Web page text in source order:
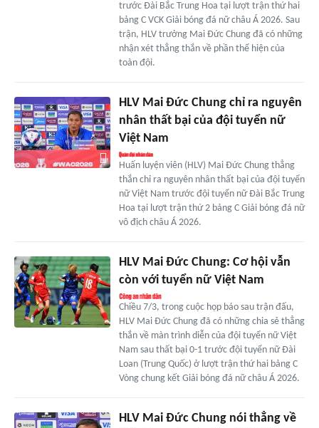
trước Đài Bắc Trung Hoa tại lượt trận thứ hai
bảng C VCK Giải bóng đá nữ châu Á 2026. Sau
trận, HLV trưởng Mai Đức Chung đã có những
nhận xét thẳng thắn về phần thể hiện của
toàn đội.
HLV Mai Đức Chung chỉ ra nguyên
nhân thất bại của đội tuyển nữ
Việt Nam
Huấn luyện viên (HLV) Mai Đức Chung thẳng
thắn chỉ ra nguyên nhân thất bại của đội tuyển
nữ Việt Nam trước đội tuyển nữ Đài Bắc Trung
Hoa tại lượt trận thứ 2 bảng C Giải bóng đá nữ
vô địch châu Á 2026.
HLV Mai Đức Chung: Cơ hội vẫn
còn với tuyển nữ Việt Nam
Chiều 7/3, trong cuộc họp báo sau trận đấu,
HLV Mai Đức Chung đã có những chia sẻ thẳng
thắn về màn trình diễn của đội tuyển nữ Việt
Nam sau thất bại 0-1 trước đội tuyển nữ Đài
Loan (Trung Quốc) ở lượt trận thứ hai bảng C
Vòng chung kết Giải bóng đá nữ châu Á 2026.
HLV Mai Đức Chung nói thẳng về